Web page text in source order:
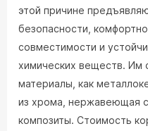
этой причине
безопасности,
совместимости и
химических веществ. Им
материалы, как
из хрома, нержавеющая
композиты. Стоимость